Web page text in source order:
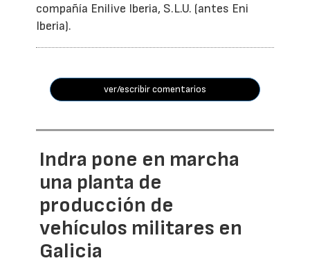
compañía Enilive Iberia, S.L.U. (antes Eni
Iberia).
ver/escribir comentarios
Indra pone en marcha
una planta de
producción de
vehículos militares en
Galicia